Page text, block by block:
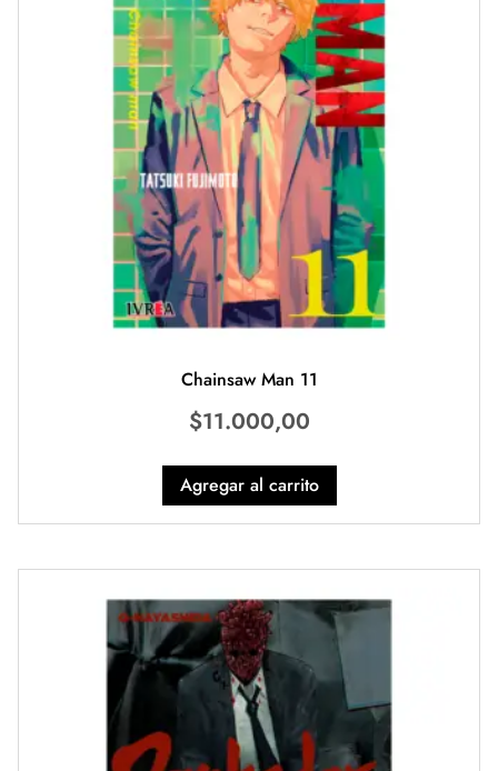
Chainsaw Man 11
$11.000,00
Agregar al carrito